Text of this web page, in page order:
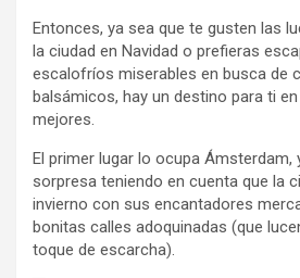
Entonces, ya sea que te gusten las
la ciudad en Navidad o prefieras
escalofríos miserables en busca de
balsámicos, hay un destino para ti
mejores.
El primer lugar lo ocupa Ámsterdam,
sorpresa teniendo en cuenta que la
invierno con sus encantadores
bonitas calles adoquinadas (que
toque de escarcha).